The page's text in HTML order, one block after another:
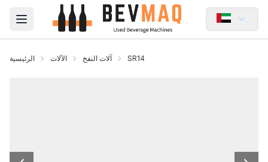
Open main menu
الرئيسية الآلات آلات النفخ SR14